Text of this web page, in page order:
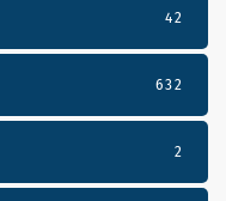
42
632
2